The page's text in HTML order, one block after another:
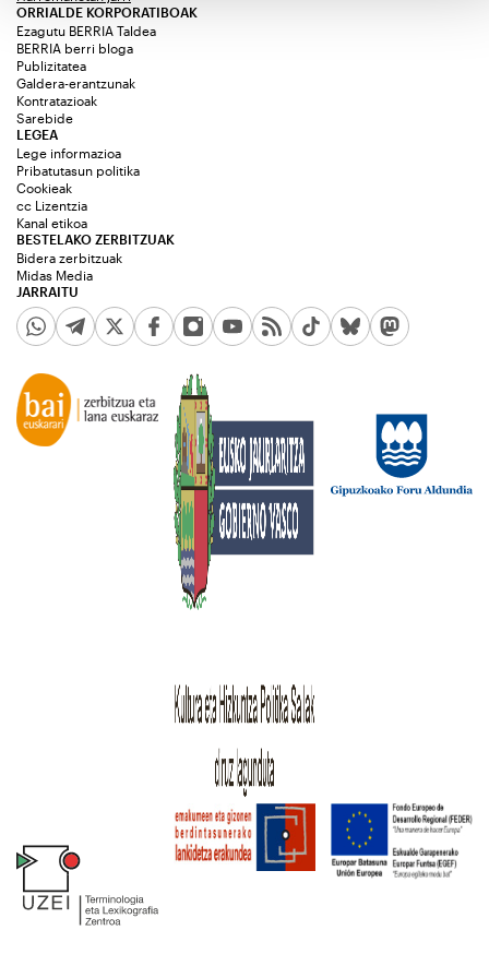
ORRIALDE KORPORATIBOAK
Ezagutu BERRIA Taldea
BERRIA berri bloga
Publizitatea
Galdera-erantzunak
Kontratazioak
Sarebide
JARRAITU
LEGEA
Lege informazioa
Pribatutasun politika
Cookieak
cc Lizentzia
Kanal etikoa
BESTELAKO ZERBITZUAK
Bidera zerbitzuak
Midas Media